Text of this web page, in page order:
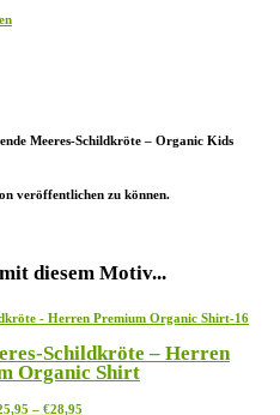
Meeres-Schildkröte – Organic Kids
veröffentlichen zu können.
diesem Motiv...
Schildkröte – Herren
Organic Shirt
– €28,95